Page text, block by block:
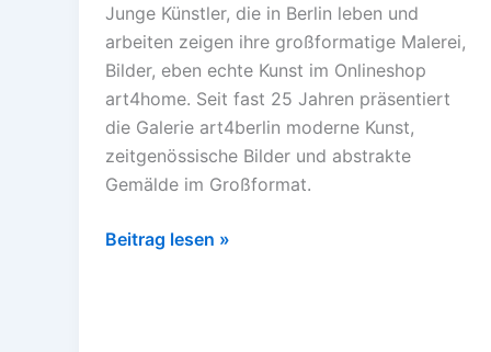
Junge Künstler, die in Berlin leben und
arbeiten zeigen ihre großformatige Malerei,
Bilder, eben echte Kunst im Onlineshop
art4home. Seit fast 25 Jahren präsentiert
die Galerie art4berlin moderne Kunst,
zeitgenössische Bilder und abstrakte
Gemälde im Großformat.
Internet
bestellen
Beitrag lesen »